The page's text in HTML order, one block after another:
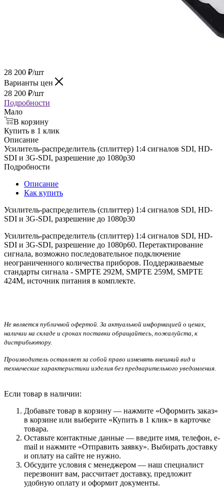
28 200 ₽/шт
Варианты цен
28 200 ₽/шт
Подробности
Мало
В корзину
Купить в 1 клик
Описание
Усилитель-распределитель (сплиттер) 1:4 сигналов SDI, HD-
SDI и 3G-SDI, разрешение до 1080p30
Подробности
Описание
Как купить
Усилитель-распределитель (сплиттер) 1:4 сигналов SDI, HD-
SDI и 3G-SDI, разрешение до 1080p30
Усилитель-распределитель (сплиттер) 1:4 сигналов SDI, HD-
SDI и 3G-SDI, разрешение до 1080p60. Перетактирование
сигнала, возможно последовательное подключение
неограниченного количества приборов. Поддерживаемые
стандарты сигнала - SMPTE 292M, SMPTE 259M, SMPTE
424M, источник питания в комплекте.
Не является публичной офертой. За актуальной информацией о ценах,
наличии на складе и сроках поставки обращайтесь, пожалуйста, к
дистрибьютору.
Производитель оставляет за собой право изменять внешний вид и
технические характеристики изделия без предварительного уведомления.
Если товар в наличии:
Добавьте товар в корзину — нажмите «Оформить заказ»
в корзине или выберите «Купить в 1 клик» в карточке
товара.
Оставьте контактные данные — введите имя, телефон, e-
mail и нажмите «Отправить заявку». Выбирать доставку
и оплату на сайте не нужно.
Обсудите условия с менеджером — наш специалист
перезвонит вам, рассчитает доставку, предложит
удобную оплату и оформит документы.